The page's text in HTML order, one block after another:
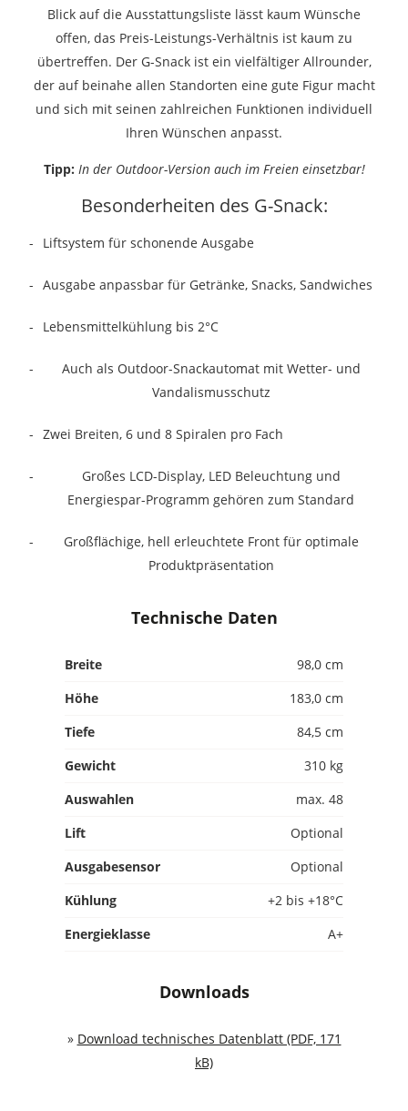
Blick auf die Ausstattungsliste lässt kaum Wünsche
offen, das Preis-Leistungs-Verhältnis ist kaum zu
übertreffen. Der G-Snack ist ein vielfältiger Allrounder,
der auf beinahe allen Standorten eine gute Figur macht
und sich mit seinen zahlreichen Funktionen individuell
Ihren Wünschen anpasst.
Tipp: In der Outdoor-Version auch im Freien einsetzbar!
Besonderheiten des G-Snack:
Liftsystem für schonende Ausgabe
Ausgabe anpassbar für Getränke, Snacks, Sandwiches
Lebensmittelkühlung bis 2°C
Auch als Outdoor-Snackautomat mit Wetter- und
Vandalismusschutz
Zwei Breiten, 6 und 8 Spiralen pro Fach
Großes LCD-Display, LED Beleuchtung und
Energiespar-Programm gehören zum Standard
Großflächige, hell erleuchtete Front für optimale
Produktpräsentation
Technische Daten
Breite
98,0 cm
Höhe
183,0 cm
Tiefe
84,5 cm
Gewicht
310 kg
Auswahlen
max. 48
Lift
Optional
Ausgabesensor
Optional
Kühlung
+2 bis +18°C
Energieklasse
A+
Downloads
» Download technisches Datenblatt (PDF, 171
kB)